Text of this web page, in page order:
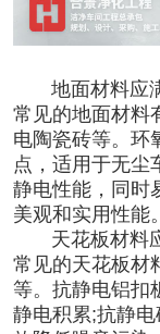
地面材料应
常见的地面材料
电陶瓷砖等。环
点，适用于无尘
静电性能，同时
美观和实用性能。
天花板材料
常见的天花板材
等。抗静电铝扣
静电积累;抗静